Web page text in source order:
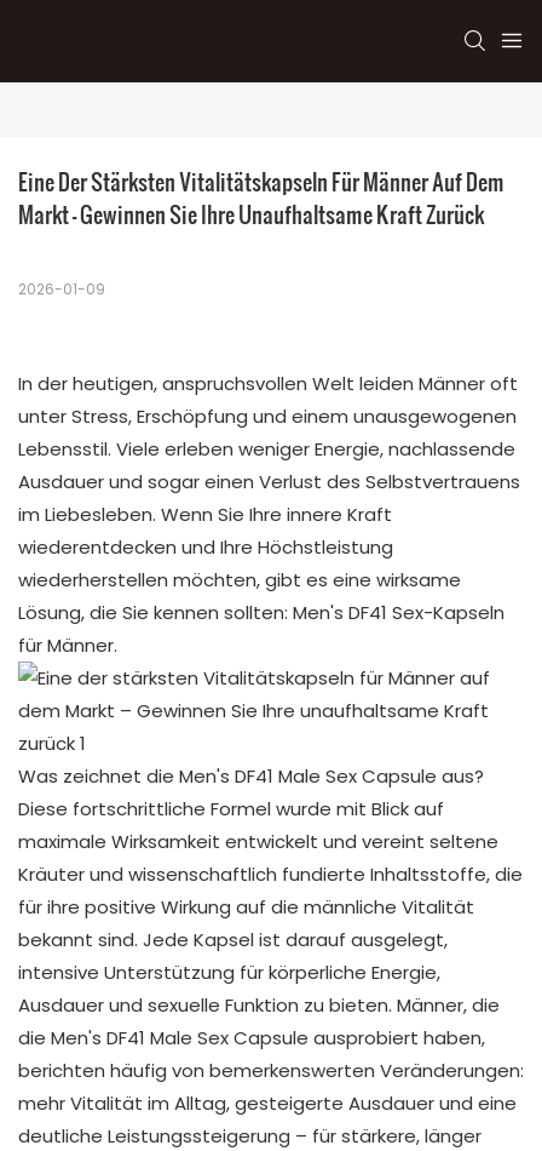
Eine Der Stärksten Vitalitätskapseln Für Männer Auf Dem
Markt – Gewinnen Sie Ihre Unaufhaltsame Kraft Zurück
2026-01-09
In der heutigen, anspruchsvollen Welt leiden Männer oft
unter Stress, Erschöpfung und einem unausgewogenen
Lebensstil. Viele erleben weniger Energie, nachlassende
Ausdauer und sogar einen Verlust des Selbstvertrauens
im Liebesleben. Wenn Sie Ihre innere Kraft
wiederentdecken und Ihre Höchstleistung
wiederherstellen möchten, gibt es eine wirksame
Lösung, die Sie kennen sollten: Men's DF41 Sex-Kapseln
für Männer.
Was zeichnet die Men's DF41 Male Sex Capsule aus?
Diese fortschrittliche Formel wurde mit Blick auf
maximale Wirksamkeit entwickelt und vereint seltene
Kräuter und wissenschaftlich fundierte Inhaltsstoffe, die
für ihre positive Wirkung auf die männliche Vitalität
bekannt sind. Jede Kapsel ist darauf ausgelegt,
intensive Unterstützung für körperliche Energie,
Ausdauer und sexuelle Funktion zu bieten. Männer, die
die Men's DF41 Male Sex Capsule ausprobiert haben,
berichten häufig von bemerkenswerten Veränderungen:
mehr Vitalität im Alltag, gesteigerte Ausdauer und eine
deutliche Leistungssteigerung – für stärkere, länger